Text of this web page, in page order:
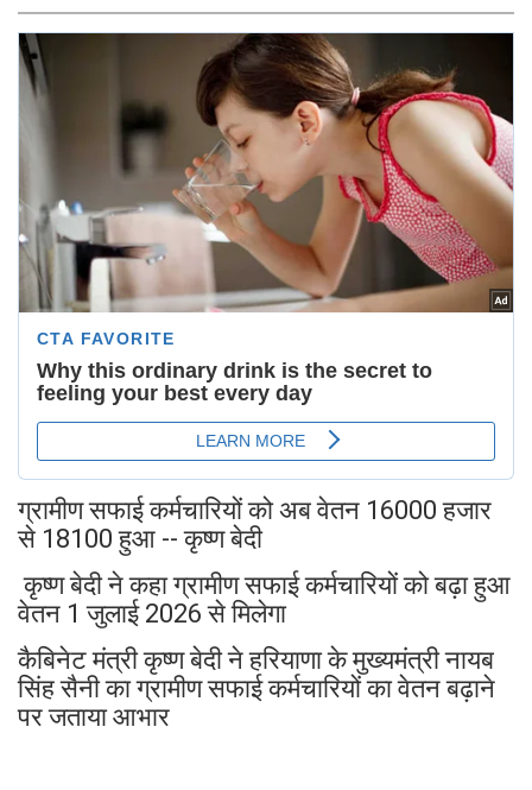
ग्रामीण सफाई कर्मचारियों को अब वेतन 16000 हजार
से 18100 हुआ -- कृष्ण बेदी
कृष्ण बेदी ने कहा ग्रामीण सफाई कर्मचारियों को बढ़ा हुआ
वेतन 1 जुलाई 2026 से मिलेगा
कैबिनेट मंत्री कृष्ण बेदी ने हरियाणा के मुख्यमंत्री नायब
सिंह सैनी का ग्रामीण सफाई कर्मचारियों का वेतन बढ़ाने
पर जताया आभार